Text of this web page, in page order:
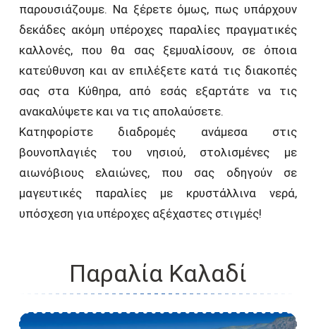
παρουσιάζουμε. Να ξέρετε όμως, πως υπάρχουν
δεκάδες ακόμη υπέροχες παραλίες πραγματικές
καλλονές, που θα σας ξεμυαλίσουν, σε όποια
κατεύθυνση και αν επιλέξετε κατά τις διακοπές
σας στα Κύθηρα, από εσάς εξαρτάτε να τις
ανακαλύψετε και να τις απολαύσετε.
Κατηφορίστε διαδρομές ανάμεσα στις
βουνοπλαγιές του νησιού, στολισμένες με
αιωνόβιους ελαιώνες, που σας οδηγούν σε
μαγευτικές παραλίες με κρυστάλλινα νερά,
υπόσχεση για υπέροχες αξέχαστες στιγμές!
Παραλία Καλαδί